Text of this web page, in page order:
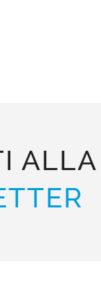
ALLA